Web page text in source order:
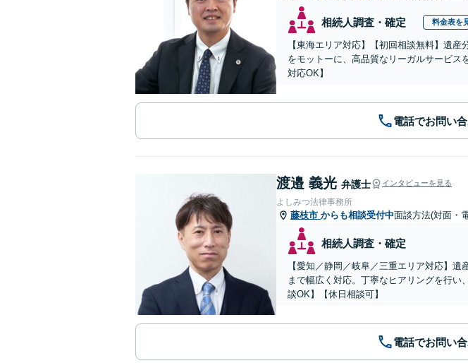
相続人調査・確定 料金表を
【東海エリア対応】【初回相談無料】遺
をモットーに、高品質なリーガルサービス
対応OK】
電話でお問い
渡邉 義光 弁護士 インタビューを見る
よしみつ法律事務所
藤枝市 からも相談受付中面談方法(対面・
相続人調査・確定
【愛知／静岡／岐阜／三重エリア対応】
まで幅広く対応。丁寧なヒアリングを行
談OK】【休日相談可】
電話でお問い